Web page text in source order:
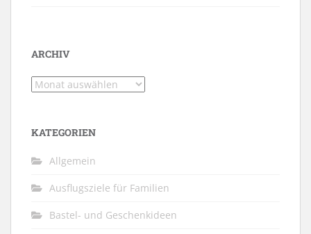
ARCHIV
Archiv
KATEGORIEN
Allgemein
Ausflugsziele für Familien
Bastel- und Geschenkideen